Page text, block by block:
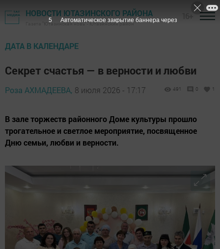
НОВОСТИ ЮТАЗИНСКОГО РАЙОНА
Газета "Ютазинская новь" - Ютазинский район
ДАТА В КАЛЕНДАРЕ
Секрет счастья — в верности и любви
Роза АХМАДЕЕВА, 8 июля 2026 - 17:17 491 0 1
В зале торжеств районного Доме культуры прошло
трогательное и светлое мероприятие, посвященное
Дню семьи, любви и верности.
4 Автоматическое закрытие баннера через